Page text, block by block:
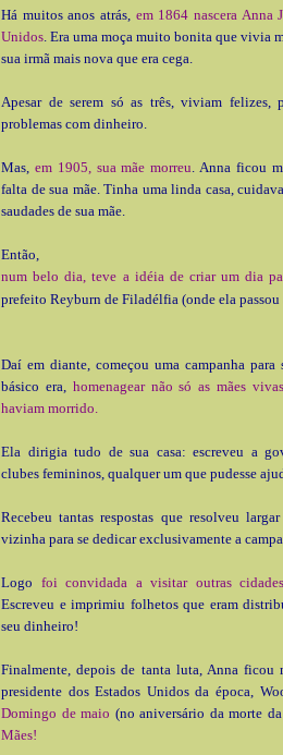
Há muitos anos atrás, em 1864 nascera Anna
Unidos. Era uma moça muito bonita que vivia
sua irmã mais nova que era cega.
Apesar de serem só as três, viviam felizes,
problemas com dinheiro.
Mas, em 1905, sua mãe morreu. Anna ficou
falta de sua mãe. Tinha uma linda casa,
saudades de sua mãe.
Então,
num belo dia, teve a idéia de criar um dia
prefeito Reyburn de Filadélfia (onde ela passou
Daí em diante, começou uma campanha
básico era, homenagear não só as mães
haviam morrido.
Ela dirigia tudo de sua casa: escreveu a
clubes femininos, qualquer um que pudesse
Recebeu tantas respostas que resolveu
vizinha para se dedicar exclusivamente a
Logo foi convidada a visitar outras
Escreveu e imprimiu folhetos que eram
seu dinheiro!
Finalmente, depois de tanta luta, Anna
presidente dos Estados Unidos da época,
Domingo de maio (no aniversário da morte
Mães!